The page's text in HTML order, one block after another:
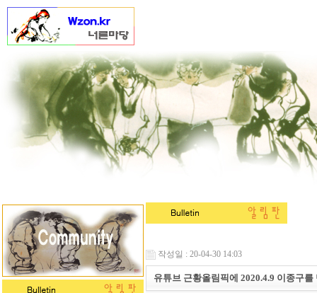
작성일 : 20-04-30 14:03
유튜브 근황올림픽에 2020.4.9 이종구를